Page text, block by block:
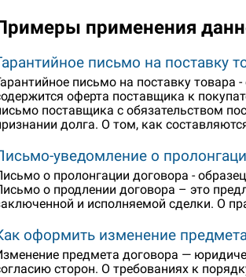
применения
письмо на поставку
письмо на поставку товара
оферта поставщика к
поставщика с обязательством
долга. О том, как
уведомление о
о пролонгации договора -
о продлении договора – это
и исполняемой сделки. О
оформить изменение
предмета договора —
сторон. О требованиях к